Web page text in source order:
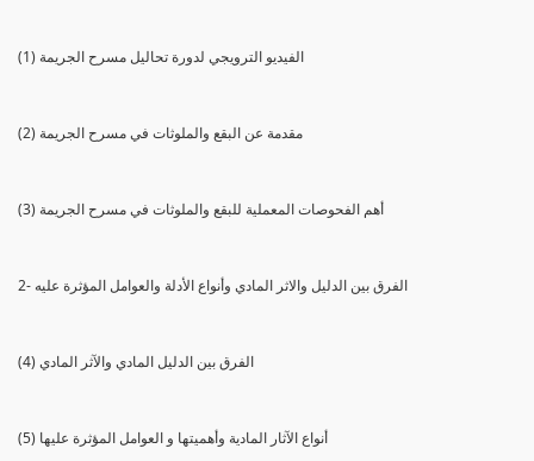
(1) الفيديو الترويجي لدورة تحاليل مسرح الجريمة
(2) مقدمة عن البقع والملوثات في مسرح الجريمة
(3) أهم الفحوصات المعملية للبقع والملوثات في مسرح الجريمة
2- الفرق بين الدليل والاثر المادي وأنواع الأدلة والعوامل المؤثرة عليه
(4) الفرق بين الدليل المادي والآثر المادي
(5) أنواع الآثار المادية وأهميتها و العوامل المؤثرة عليها